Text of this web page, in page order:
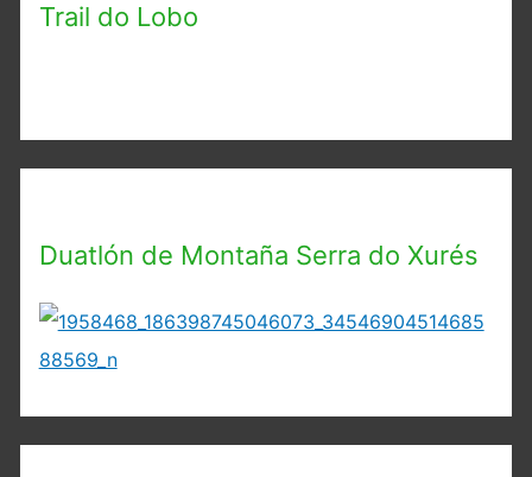
Trail do Lobo
Duatlón de Montaña Serra do Xurés